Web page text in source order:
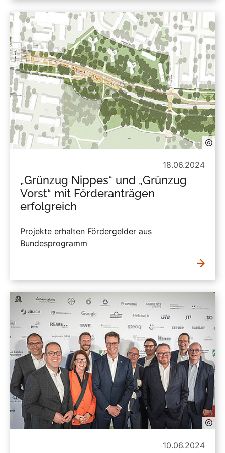
18.06.2024
„Grünzug Nippes“ und „Grünzug
Vorst“ mit Förderanträgen
erfolgreich
Projekte erhalten Fördergelder aus
Bundesprogramm
10.06.2024